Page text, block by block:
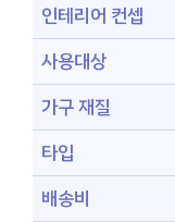
인테리어 컨셉
사용대상
가구 재질
타입
배송비